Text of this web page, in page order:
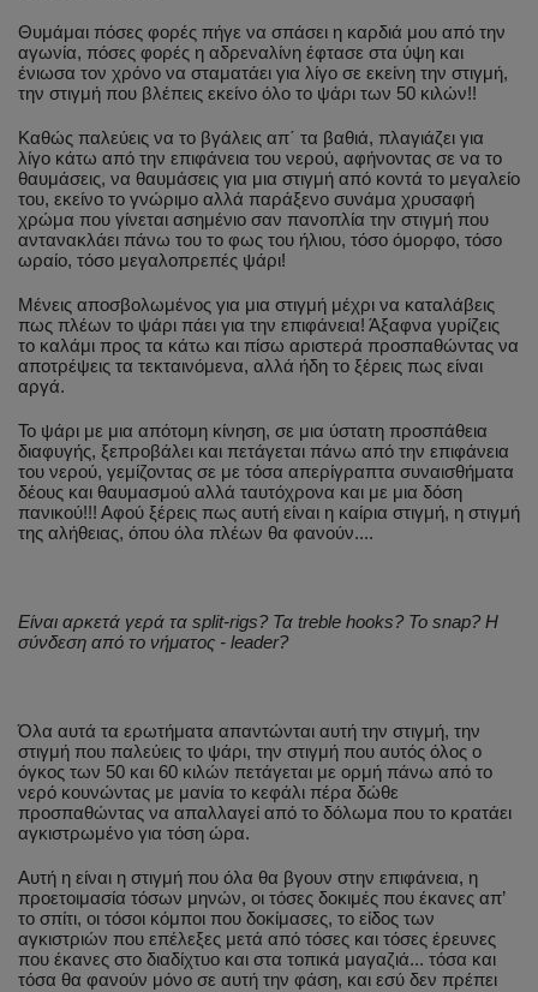
Θυμάμαι πόσες φορές πήγε να σπάσει η καρδιά μου από την
αγωνία, πόσες φορές η αδρεναλίνη έφτασε στα ύψη και
ένιωσα τον χρόνο να σταματάει για λίγο σε εκείνη την στιγμή,
την στιγμή που βλέπεις εκείνο όλο το ψάρι των 50 κιλών!!
Καθώς παλεύεις να το βγάλεις απ΄ τα βαθιά, πλαγιάζει για
λίγο κάτω από την επιφάνεια του νερού, αφήνοντας σε να το
θαυμάσεις, να θαυμάσεις για μια στιγμή από κοντά το μεγαλείο
του, εκείνο το γνώριμο αλλά παράξενο συνάμα χρυσαφή
χρώμα που γίνεται ασημένιο σαν πανοπλία την στιγμή που
αντανακλάει πάνω του το φως του ήλιου, τόσο όμορφο, τόσο
ωραίο, τόσο μεγαλοπρεπές ψάρι!
Μένεις αποσβολωμένος για μια στιγμή μέχρι να καταλάβεις
πως πλέων το ψάρι πάει για την επιφάνεια! Άξαφνα γυρίζεις
το καλάμι προς τα κάτω και πίσω αριστερά προσπαθώντας να
αποτρέψεις τα τεκταινόμενα, αλλά ήδη το ξέρεις πως είναι
αργά.
Το ψάρι με μια απότομη κίνηση, σε μια ύστατη προσπάθεια
διαφυγής, ξεπροβάλει και πετάγεται πάνω από την επιφάνεια
του νερού, γεμίζοντας σε με τόσα απερίγραπτα συναισθήματα
δέους και θαυμασμού αλλά ταυτόχρονα και με μια δόση
πανικού!!! Αφού ξέρεις πως αυτή είναι η καίρια στιγμή, η στιγμή
της αλήθειας, όπου όλα πλέων θα φανούν....
Είναι αρκετά γερά τα split-rigs? Τα treble hooks? Το snap? Η
σύνδεση από το νήματος - leader?
Όλα αυτά τα ερωτήματα απαντώνται αυτή την στιγμή, την
στιγμή που παλεύεις το ψάρι, την στιγμή που αυτός όλος ο
όγκος των 50 και 60 κιλών πετάγεται με ορμή πάνω από το
νερό κουνώντας με μανία το κεφάλι πέρα δώθε
προσπαθώντας να απαλλαγεί από το δόλωμα που το κρατάει
αγκιστρωμένο για τόση ώρα.
Αυτή η είναι η στιγμή που όλα θα βγουν στην επιφάνεια, η
προετοιμασία τόσων μηνών, οι τόσες δοκιμές που έκανες απ’
το σπίτι, οι τόσοι κόμποι που δοκίμασες, το είδος των
αγκιστριών που επέλεξες μετά από τόσες και τόσες έρευνες
που έκανες στο διαδίχτυο και στα τοπικά μαγαζιά... τόσα και
τόσα θα φανούν μόνο σε αυτή την φάση, και εσύ δεν πρέπει